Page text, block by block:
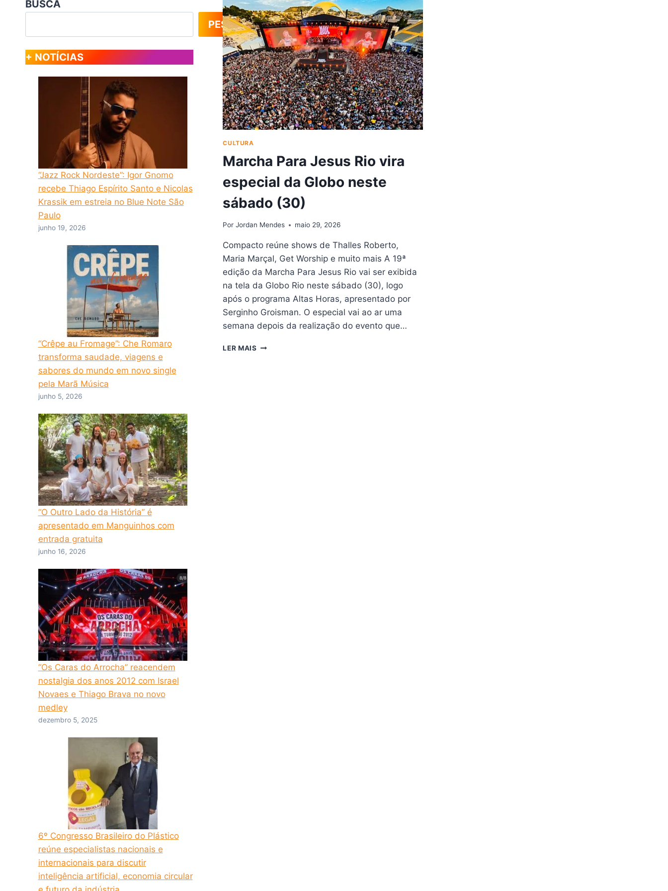
CULTURA
Marcha Para Jesus Rio vira
especial da Globo neste
sábado (30)
Por Jordan Mendes maio 29, 2026
Compacto reúne shows de Thalles Roberto,
Maria Marçal, Get Worship e muito mais A 19ª
edição da Marcha Para Jesus Rio vai ser exibida
na tela da Globo Rio neste sábado (30), logo
após o programa Altas Horas, apresentado por
Serginho Groisman. O especial vai ao ar uma
semana depois da realização do evento que…
LER MAIS MARCHA
BUSCA
PESQUISAR
+ NOTÍCIAS
“Jazz Rock Nordeste”: Igor Gnomo
recebe Thiago Espírito Santo e Nicolas
Krassik em estreia no Blue Note São
Paulo
junho 19, 2026
“Crêpe au Fromage”: Che Romaro
transforma saudade, viagens e
sabores do mundo em novo single
pela Marã Música
junho 5, 2026
“O Outro Lado da História” é
apresentado em Manguinhos com
entrada gratuita
junho 16, 2026
“Os Caras do Arrocha” reacendem
nostalgia dos anos 2012 com Israel
Novaes e Thiago Brava no novo
medley
dezembro 5, 2025
6º Congresso Brasileiro do Plástico
reúne especialistas nacionais e
internacionais para discutir
inteligência artificial, economia circular